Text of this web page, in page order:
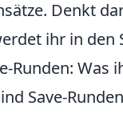
Denkt
ihr in den
Runden:
Save-